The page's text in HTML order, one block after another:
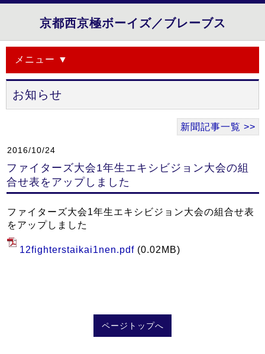
京都西京極ボーイズ／ブレーブス
メニュー ▼
お知らせ
新聞記事一覧 >>
2016/10/24
ファイターズ大会1年生エキシビジョン大会の組
合せ表をアップしました
ファイターズ大会1年生エキシビジョン大会の組合せ表
をアップしました
12fighterstaikai1nen.pdf (0.02MB)
ページトップへ